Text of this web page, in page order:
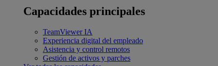
Capacidades principales
TeamViewer IA
Experiencia digital del empleado
Asistencia y control remotos
Gestión de activos y parches